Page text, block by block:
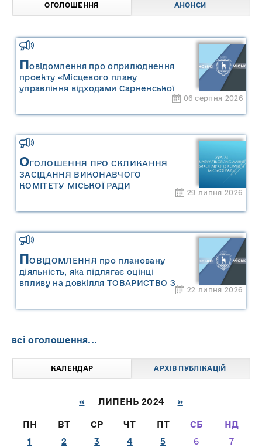
ОГОЛОШЕННЯ АНОНСИ
Повідомлення про оприлюднення
проекту «Місцевого плану
управління відходами Сарненської
міської територіальної громади» та
управління відходами Сарненської
міської територіальної громади»
06 серпня 2026
ОГОЛОШЕННЯ ПРО СКЛИКАННЯ
ЗАСІДАННЯ ВИКОНАВЧОГО
КОМІТЕТУ МІСЬКОЇ РАДИ
29 липня 2026
ПОВІДОМЛЕННЯ про плановану
діяльність, яка підлягає оцінці
впливу на довкілля ТОВАРИСТВО З
22 липня 2026
всі оголошення...
КАЛЕНДАР АРХІВ ПУБЛІКАЦІЙ
« ЛИПЕНЬ 2024 »
ПН ВТ СР ЧТ ПТ СБ
НД
1
2 3 4 5 6
7